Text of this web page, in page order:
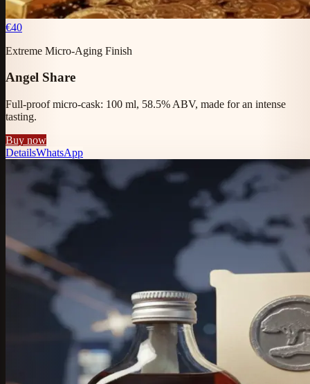
€40
Extreme Micro-Aging Finish
Angel Share
Full-proof micro-cask: 100 ml, 58.5% ABV, made for an intense
tasting.
Buy now
DetailsWhatsApp